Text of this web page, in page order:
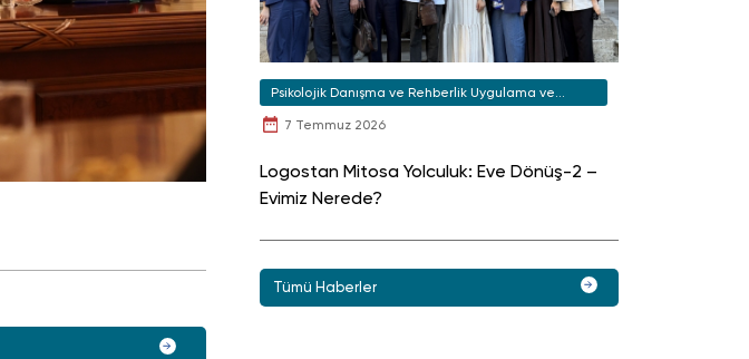
Psikolojik Danışma ve Rehberlik Uygulama ve
Araştırma Merkezi
7 Temmuz 2026
Logostan Mitosa Yolculuk: Eve Dönüş-2 –
Evimiz Nerede?
Tümü Haberler